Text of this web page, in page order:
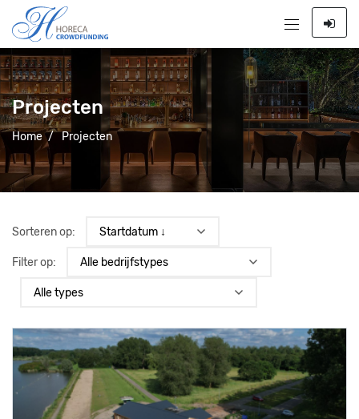
Projecten
Home / Projecten
Sorteren op:
Filter op: